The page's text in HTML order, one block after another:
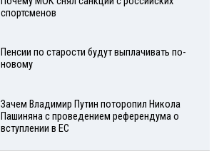
спортсменов
Пенсии по старости будут выплачивать по-
новому
Зачем Владимир Путин поторопил Никола
Пашиняна с проведением референдума о
вступлении в ЕС